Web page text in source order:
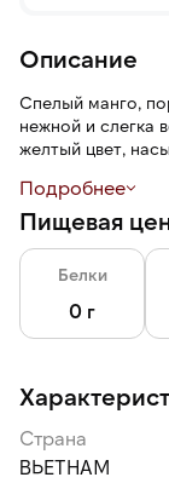
Описание
Спелый манго,
нежной и слегка
желтый цвет,
Шоковая
которая
рассыпчатость.
Подробнее
Пищевая
Белки
0 г
Страна
ВЬЕТНАМ